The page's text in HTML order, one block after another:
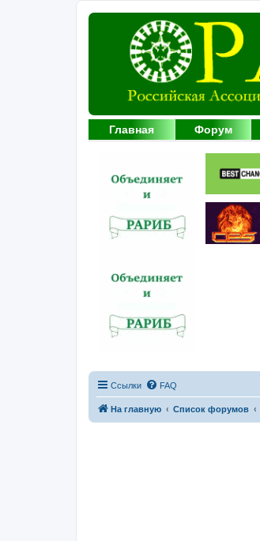
Главная Форум
Ссылки FAQ
На главную Список форумов